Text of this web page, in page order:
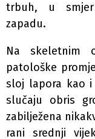
trbuh, u
zapadu.
Na skeletnim
patološke
sloj lapora kao
slučaju obris
zabilježena
rani srednji